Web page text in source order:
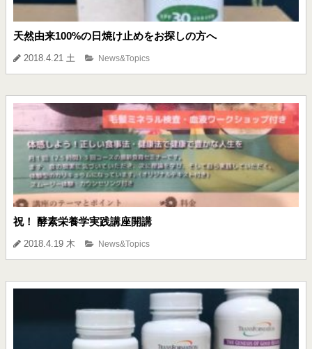
天然由来100%の日焼け止めをお探しの方へ
2018.4.21 土 News&Topics
祝！ 酵素栄養学実践講座開講
2018.4.19 木 News&Topics